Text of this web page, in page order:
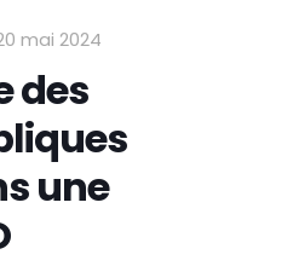
mai 2024
des
une